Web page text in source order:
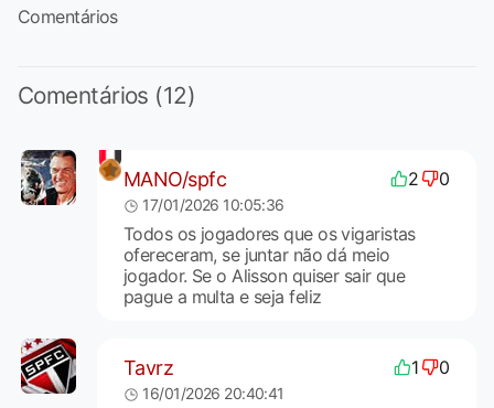
Comentários
Comentários (12)
MANO/spfc 2 0
17/01/2026 10:05:36
Todos os jogadores que os vigaristas
ofereceram, se juntar não dá meio
jogador. Se o Alisson quiser sair que
pague a multa e seja feliz
Tavrz 1 0
16/01/2026 20:40:41